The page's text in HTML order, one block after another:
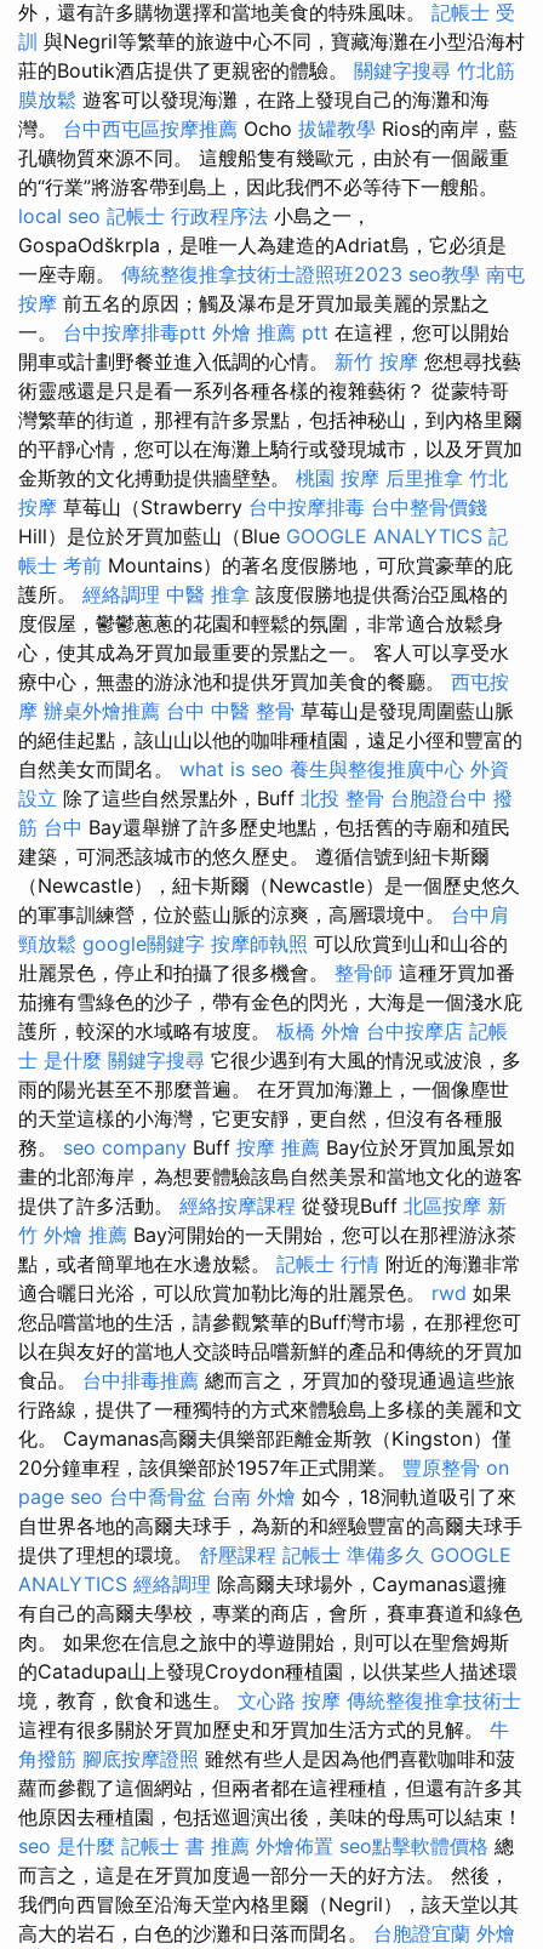
外，還有許多購物選擇和當地美食的特殊風味。 記帳士 受
訓 與Negril等繁華的旅遊中心不同，寶藏海灘在小型沿海村
莊的Boutik酒店提供了更親密的體驗。 關鍵字搜尋 竹北筋
膜放鬆 遊客可以發現海灘，在路上發現自己的海灘和海
灣。 台中西屯區按摩推薦 Ocho 拔罐教學 Rios的南岸，藍
孔礦物質來源不同。 這艘船隻有幾歐元，由於有一個嚴重
的“行業”將游客帶到島上，因此我們不必等待下一艘船。
local seo 記帳士 行政程序法 小島之一，
GospaOdškrpla，是唯一人為建造的Adriat島，它必須是
一座寺廟。 傳統整復推拿技術士證照班2023 seo教學 南屯
按摩 前五名的原因；觸及瀑布是牙買加最美麗的景點之
一。 台中按摩排毒ptt 外燴 推薦 ptt 在這裡，您可以開始
開車或計劃野餐並進入低調的心情。 新竹 按摩 您想尋找藝
術靈感還是只是看一系列各種各樣的複雜藝術？ 從蒙特哥
灣繁華的街道，那裡有許多景點，包括神秘山，到內格里爾
的平靜心情，您可以在海灘上騎行或發現城市，以及牙買加
金斯敦的文化搏動提供牆壁墊。 桃園 按摩 后里推拿 竹北
按摩 草莓山（Strawberry 台中按摩排毒 台中整骨價錢
Hill）是位於牙買加藍山（Blue GOOGLE ANALYTICS 記
帳士 考前 Mountains）的著名度假勝地，可欣賞豪華的庇
護所。 經絡調理 中醫 推拿 該度假勝地提供喬治亞風格的
度假屋，鬱鬱蔥蔥的花園和輕鬆的氛圍，非常適合放鬆身
心，使其成為牙買加最重要的景點之一。 客人可以享受水
療中心，無盡的游泳池和提供牙買加美食的餐廳。 西屯按
摩 辦桌外燴推薦 台中 中醫 整骨 草莓山是發現周圍藍山脈
的絕佳起點，該山山以他的咖啡種植園，遠足小徑和豐富的
自然美女而聞名。 what is seo 養生與整復推廣中心 外資
設立 除了這些自然景點外，Buff 北投 整骨 台胞證台中 撥
筋 台中 Bay還舉辦了許多歷史地點，包括舊的寺廟和殖民
建築，可洞悉該城市的悠久歷史。 遵循信號到紐卡斯爾
（Newcastle），紐卡斯爾（Newcastle）是一個歷史悠久
的軍事訓練營，位於藍山脈的涼爽，高層環境中。 台中肩
頸放鬆 google關鍵字 按摩師執照 可以欣賞到山和山谷的
壯麗景色，停止和拍攝了很多機會。 整骨師 這種牙買加番
茄擁有雪綠色的沙子，帶有金色的閃光，大海是一個淺水庇
護所，較深的水域略有坡度。 板橋 外燴 台中按摩店 記帳
士 是什麼 關鍵字搜尋 它很少遇到有大風的情況或波浪，多
雨的陽光甚至不那麼普遍。 在牙買加海灘上，一個像塵世
的天堂這樣的小海灣，它更安靜，更自然，但沒有各種服
務。 seo company Buff 按摩 推薦 Bay位於牙買加風景如
畫的北部海岸，為想要體驗該島自然美景和當地文化的遊客
提供了許多活動。 經絡按摩課程 從發現Buff 北區按摩 新
竹 外燴 推薦 Bay河開始的一天開始，您可以在那裡游泳茶
點，或者簡單地在水邊放鬆。 記帳士 行情 附近的海灘非常
適合曬日光浴，可以欣賞加勒比海的壯麗景色。 rwd 如果
您品嚐當地的生活，請參觀繁華的Buff灣市場，在那裡您可
以在與友好的當地人交談時品嚐新鮮的產品和傳統的牙買加
食品。 台中排毒推薦 總而言之，牙買加的發現通過這些旅
行路線，提供了一種獨特的方式來體驗島上多樣的美麗和文
化。 Caymanas高爾夫俱樂部距離金斯敦（Kingston）僅
20分鐘車程，該俱樂部於1957年正式開業。 豐原整骨 on
page seo 台中喬骨盆 台南 外燴 如今，18洞軌道吸引了來
自世界各地的高爾夫球手，為新的和經驗豐富的高爾夫球手
提供了理想的環境。 舒壓課程 記帳士 準備多久 GOOGLE
ANALYTICS 經絡調理 除高爾夫球場外，Caymanas還擁
有自己的高爾夫學校，專業的商店，會所，賽車賽道和綠色
肉。 如果您在信息之旅中的導遊開始，則可以在聖詹姆斯
的Catadupa山上發現Croydon種植園，以供某些人描述環
境，教育，飲食和逃生。 文心路 按摩 傳統整復推拿技術士
這裡有很多關於牙買加歷史和牙買加生活方式的見解。 牛
角撥筋 腳底按摩證照 雖然有些人是因為他們喜歡咖啡和菠
蘿而參觀了這個網站，但兩者都在這裡種植，但還有許多其
他原因去種植園，包括巡迴演出後，美味的母馬可以結束！
seo 是什麼 記帳士 書 推薦 外燴佈置 seo點擊軟體價格 總
而言之，這是在牙買加度過一部分一天的好方法。 然後，
我們向西冒險至沿海天堂內格里爾（Negril），該天堂以其
高大的岩石，白色的沙灘和日落而聞名。 台胞證宜蘭 外燴